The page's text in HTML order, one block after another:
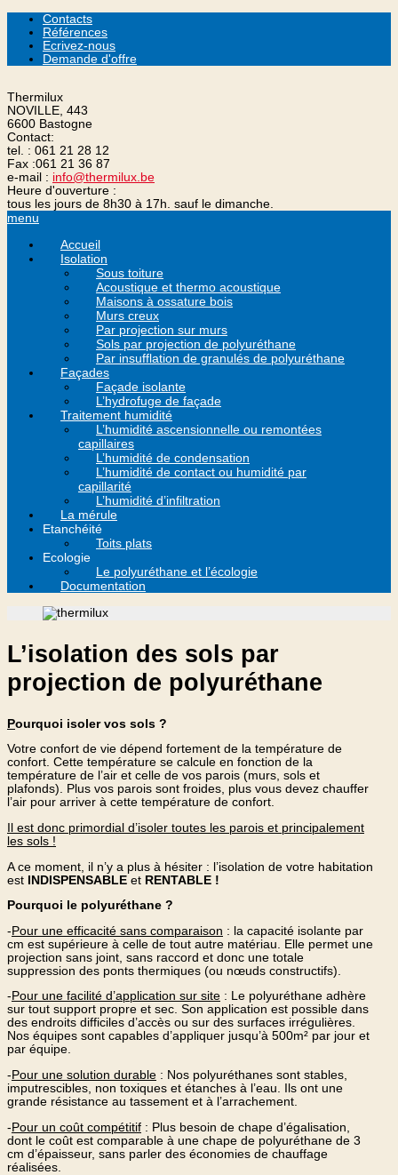
Contacts
Références
Ecrivez-nous
Demande d'offre
Thermilux
NOVILLE, 443
6600 Bastogne
Contact:
tel. : 061 21 28 12
Fax :061 21 36 87
e-mail : info@thermilux.be
Heure d'ouverture :
tous les jours de 8h30 à 17h. sauf le dimanche.
menu
Accueil
Isolation
Sous toiture
Acoustique et thermo acoustique
Maisons à ossature bois
Murs creux
Par projection sur murs
Sols par projection de polyuréthane
Par insufflation de granulés de polyuréthane
Façades
Façade isolante
L’hydrofuge de façade
Traitement humidité
L’humidité ascensionnelle ou remontées
capillaires
L’humidité de condensation
L’humidité de contact ou humidité par
capillarité
L’humidité d’infiltration
La mérule
Etanchéité
Toits plats
Ecologie
Le polyuréthane et l’écologie
Documentation
L’isolation des sols par
projection de polyuréthane
Pourquoi isoler vos sols ?
Votre confort de vie dépend fortement de la température de
confort. Cette température se calcule en fonction de la
température de l’air et celle de vos parois (murs, sols et
plafonds). Plus vos parois sont froides, plus vous devez chauffer
l’air pour arriver à cette température de confort.
Il est donc primordial d’isoler toutes les parois et principalement
les sols !
A ce moment, il n’y a plus à hésiter : l’isolation de votre habitation
est INDISPENSABLE et RENTABLE !
Pourquoi le polyuréthane ?
- Pour une efficacité sans comparaison : la capacité isolante par
cm est supérieure à celle de tout autre matériau. Elle permet une
projection sans joint, sans raccord et donc une totale
suppression des ponts thermiques (ou nœuds constructifs).
- Pour une facilité d’application sur site : Le polyuréthane adhère
sur tout support propre et sec. Son application est possible dans
des endroits difficiles d’accès ou sur des surfaces irrégulières.
Nos équipes sont capables d’appliquer jusqu’à 500m² par jour et
par équipe.
- Pour une solution durable : Nos polyuréthanes sont stables,
imputrescibles, non toxiques et étanches à l’eau. Ils ont une
grande résistance au tassement et à l’arrachement.
-Pour un coût compétitif : Plus besoin de chape d’égalisation,
dont le coût est comparable à une chape de polyuréthane de 3
cm d’épaisseur, sans parler des économies de chauffage
réalisées.